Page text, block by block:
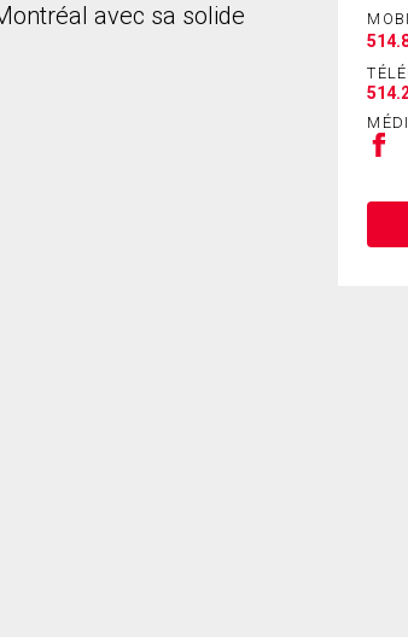
d'utilisation et vous nous fournissez
avec sa solide